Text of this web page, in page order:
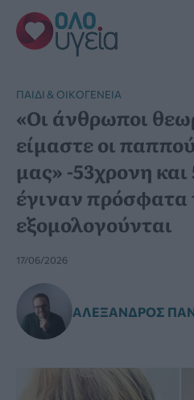
Μετάβαση
στο
περιεχόμενο
ΠΑΙΔΊ & ΟΙΚΟΓΈΝΕΙΑ
«Οι άνθρωποι
είμαστε οι
μας» -53χρονη
έγιναν πρόσφατα
εξομολογούνται
17/06/2026
ΑΛΈΞΑΝΔΡΟΣ